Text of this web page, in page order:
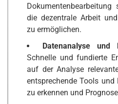
die dezentrale Arbeit
zu ermöglichen.
Datenanalyse und
Schnelle und fundierte
auf der Analyse
entsprechende Tools
zu erkennen und